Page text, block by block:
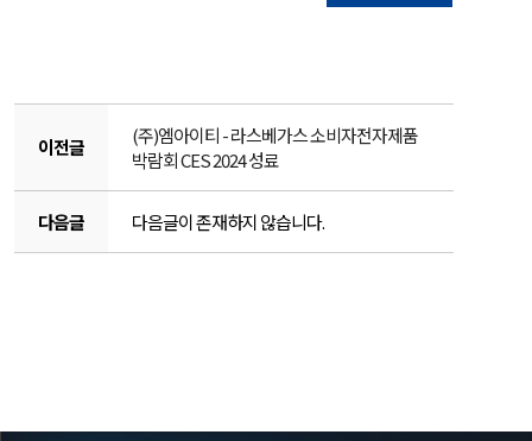
이전글
(주)엠아이티 - 라스베가스 소비자전자제품
박람회 CES 2024 성료
다음글 다음글이 존재하지 않습니다.